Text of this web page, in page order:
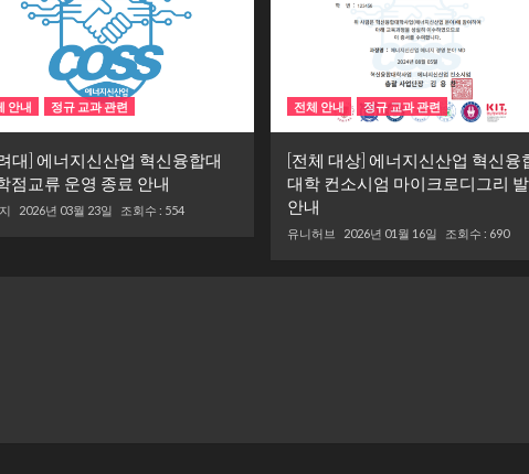
안내 정규 교과 관련
대] 에너지신산업 혁신융합대
점교류 운영 종료 안내
2026년 03월 23일 조회수 : 554
전체 안내 정규 교과 관련
[전체 대상] 에너지신산업 혁신융
대학 컨소시엄 마이크로디그리
안내
유니허브 2026년 01월 16일 조회수 : 690